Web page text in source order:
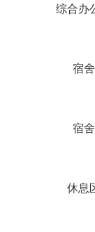
综合办
宿舍
宿舍
休息